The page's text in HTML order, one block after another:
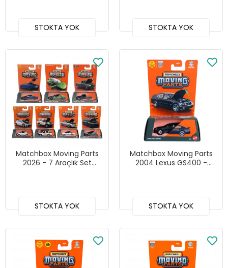
STOKTA YOK STOKTA YOK
Matchbox Moving Parts
2026 - 7 Araçlık Set
STOKTA YOK
Matchbox Moving Parts
2004 Lexus GS400 -
STOKTA YOK